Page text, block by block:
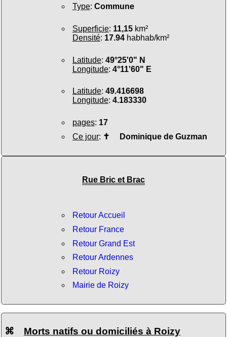
Type: Commune
Superficie: 11,15km²
Densité: 17.94habhab/km²
Latitude: 49°25'0" N
Longitude: 4°11'60" E
Latitude: 49.416698
Longitude: 4.183330
pages: 17
Ce jour: ✝ Dominique de Guzman
Rue Bric et Brac
Retour Accueil
Retour France
Retour Grand Est
Retour Ardennes
Retour Roizy
Mairie de Roizy
⌘ Morts natifs ou domiciliés à Roizy